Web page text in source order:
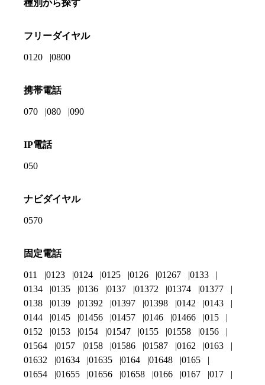
種別から探す
フリーダイヤル
0120 0800
携帯電話
070 080 090
IP電話
050
ナビダイヤル
0570
固定電話
011 0123 0124 0125 0126 01267
0133
0134
0135 0136 0137 01372 01374
01377
0138
0139 01392 01397 01398 0142
0143
0144
0145 01456 01457 0146 01466
015
0152
0153 0154 01547 0155 01558
0156
01564
0157 0158 01586 01587 0162
0163
01632
01634 01635 0164 01648
0165
01654
01655 01656 01658 0166 0167
017